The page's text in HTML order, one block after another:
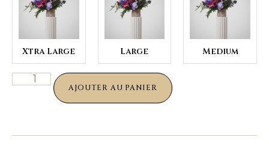
Xtra Large Large Medium
AJOUTER AU PANIER